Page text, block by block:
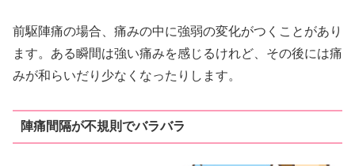
前駆陣痛の場合、痛みの中に強弱の変化がつくことがあり
ます。ある瞬間は強い痛みを感じるけれど、その後には痛
みが和らいだり少なくなったりします。
陣痛間隔が不規則でバラバラ